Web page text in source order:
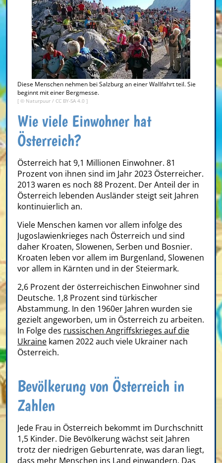
Diese Menschen nehmen bei Salzburg an einer Wallfahrt teil. Sie
beginnt mit einer Bergmesse.
[ © Naturpuur / CC BY-SA 4.0 ]
Wie viele Einwohner hat
Österreich?
Österreich hat 9,1 Millionen Einwohner. 81
Prozent von ihnen sind im Jahr 2023 Österreicher.
2013 waren es noch 88 Prozent. Der Anteil der in
Österreich lebenden Ausländer steigt seit Jahren
kontinuierlich an.
Viele Menschen kamen vor allem infolge des
Jugoslawienkrieges nach Österreich und sind
daher Kroaten, Slowenen, Serben und Bosnier.
Kroaten leben vor allem im Burgenland, Slowenen
vor allem in Kärnten und in der Steiermark.
2,6 Prozent der österreichischen Einwohner sind
Deutsche. 1,8 Prozent sind türkischer
Abstammung. In den 1960er Jahren wurden sie
gezielt angeworben, um in Österreich zu arbeiten.
In Folge des russischen Angriffskrieges auf die
Ukraine kamen 2022 auch viele Ukrainer nach
Österreich.
Bevölkerung von Österreich in
Zahlen
Jede Frau in Österreich bekommt im Durchschnitt
1,5 Kinder. Die Bevölkerung wächst seit Jahren
trotz der niedrigen Geburtenrate, was daran liegt,
dass mehr Menschen ins Land einwandern. Das